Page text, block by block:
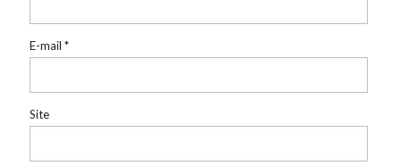
E-mail *
Site